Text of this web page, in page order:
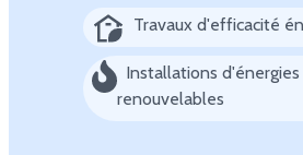
Travaux d'efficacité
Installations d'énergies
renouvelables